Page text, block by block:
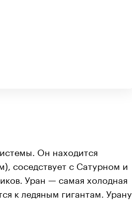
Он находится
соседствует с Сатурном и
Уран — самая холодная
к ледяным гигантам. Урану